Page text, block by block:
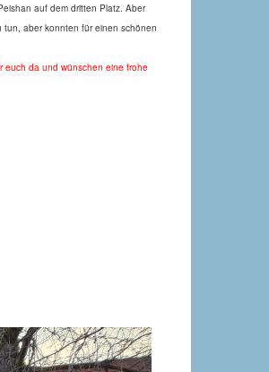
auf dem dritten Platz. Aber
tun, aber konnten für einen schönen
euch da und wünschen eine frohe